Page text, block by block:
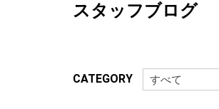
スタッフブログ
CATEGORY